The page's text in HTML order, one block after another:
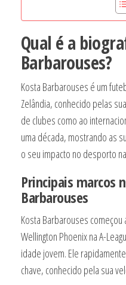
Qual é a
Barbarouses?
Kosta Barbarouses é um
Zelândia, conhecido pelas
de clubes como ao
uma década, mostrando as
o seu impacto no desporto
Principais marcos
Barbarouses
Kosta Barbarouses
Wellington Phoenix na A-
idade jovem. Ele
chave, conhecido pela sua